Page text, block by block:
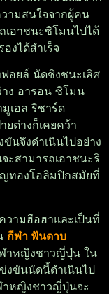
ามสนใจจากผู้คน
อาชนะซิโมนไปได้
งได้สำเร็จ
อยล์ นัดชิงชนะเลิศ
ง อารอน ซิโมน
เอล ริชาร์ด
ยต่างก็เคยคว้า
นจึงดำเนินไปอย่าง
ะสามารถเอาชนะริ
ทองโอลิมปิกสมัยที่
ามฮือฮาและเป็นที่
กีฬา ฟันดาบ
าหญิงชาวญี่ปุ่น ใน
งขันนัดนี้ดำเนินไป
าหญิงชาวญี่ปุ่นจะ